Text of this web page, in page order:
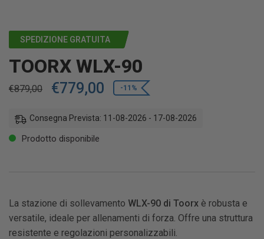
SPEDIZIONE GRATUITA
TOORX WLX-90
€879,00 €779,00 -11%
Consegna Prevista: 11-08-2026 - 17-08-2026
Prodotto disponibile
La stazione di sollevamento WLX-90 di Toorx è robusta e
versatile, ideale per allenamenti di forza. Offre una struttura
resistente e regolazioni personalizzabili.